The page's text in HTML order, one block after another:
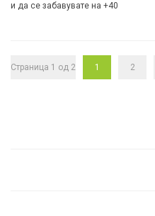
и да се забавувате на +40
Страница 1 од 2 1 2